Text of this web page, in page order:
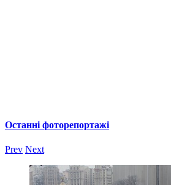
Останні фоторепортажі
Prev Next